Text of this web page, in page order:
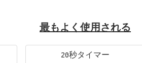
最もよく使用される
20秒タイマー